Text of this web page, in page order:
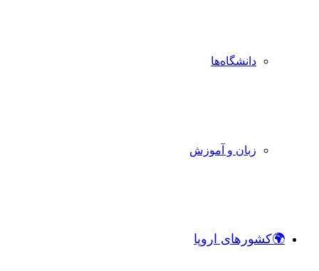
دانشگاه‌ها
زبان و آموزش
🌍کشورهای اروپا